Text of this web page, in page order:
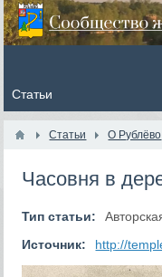
Статьи О Рублёво
Часовня в
Тип статьи:
Источник:
http://